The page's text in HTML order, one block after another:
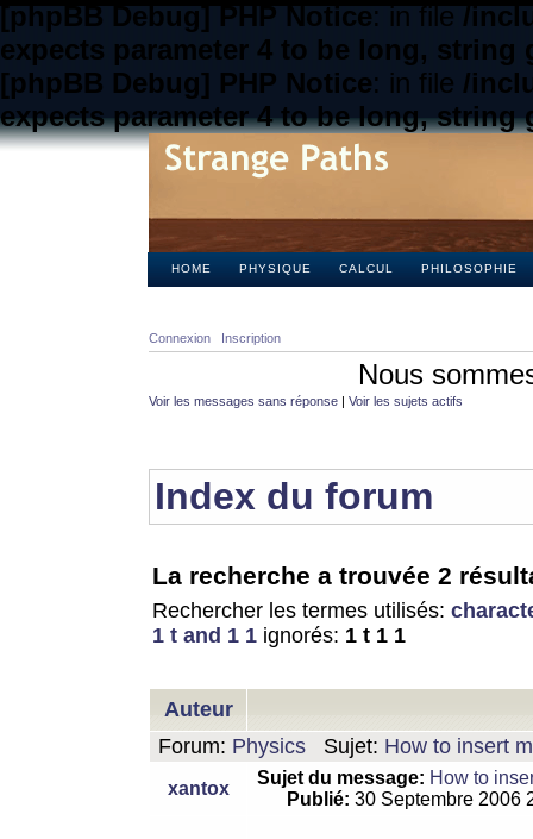
[phpBB Debug] PHP Notice: in file/
expects parameter 4 to be long, string
[phpBB Debug] PHP Notice: in file /
expects parameter 4 to be long, string
HOME PHYSIQUE CALCUL PHILOSOPHIE
Connexion Inscription
Nous
Voir les messages sans réponse | Voir les sujets actifs
Index du forum
La recherche a trouvée 2
Rechercher les termes utilisés:
1 t and 1 1 ignorés: 1 t 1 1
Auteur
Forum: Physics Sujet: How to insert
xantox
Sujet du message: How to
Publié: 30 Septembre 2006